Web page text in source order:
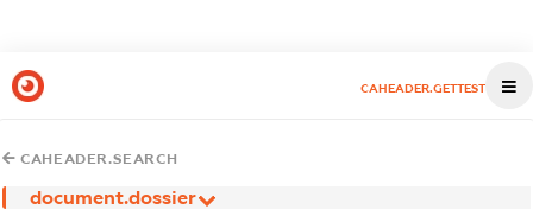
CAHEADER.GETTEST
CAHEADER.SEARCH
document.dossier